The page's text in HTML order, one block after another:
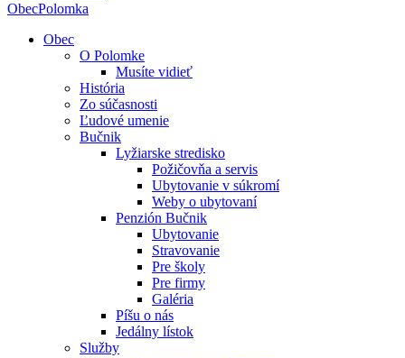
ObecPolomka
Obec
O Polomke
Musíte vidieť
História
Zo súčasnosti
Ľudové umenie
Bučnik
Lyžiarske stredisko
Požičovňa a servis
Ubytovanie v súkromí
Weby o ubytovaní
Penzión Bučnik
Ubytovanie
Stravovanie
Pre školy
Pre firmy
Galéria
Píšu o nás
Jedálny lístok
Služby